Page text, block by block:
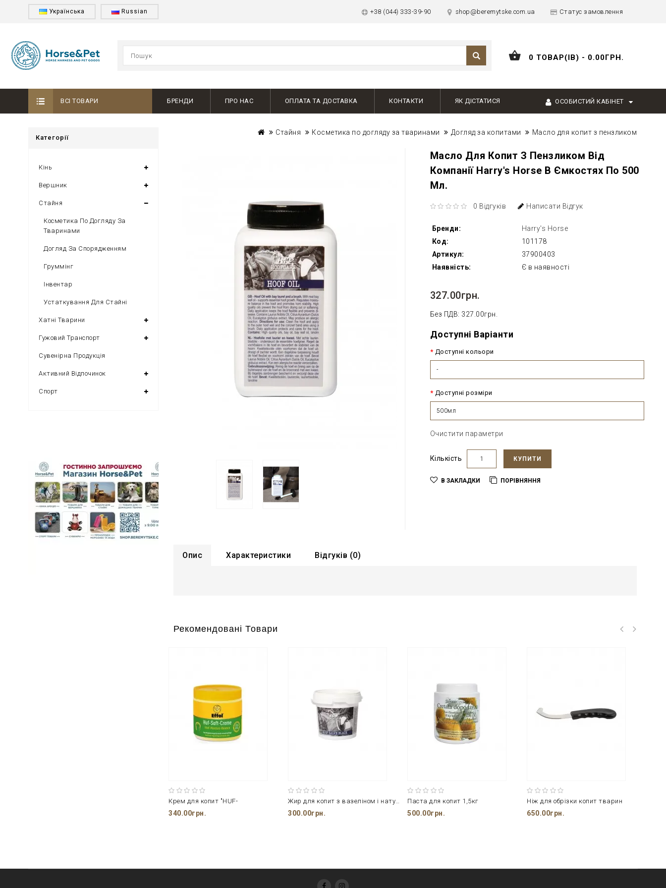
Українська Russian +38 (044) 333-39-90 shop@beremytske.com.ua Статус замовлення
0 ТОВАР(ІВ) - 0.00ГРН.
ВСІ ТОВАРИ БРЕНДИ ПРО НАС ОПЛАТА ТА ДОСТАВКА КОНТАКТИ ЯК ДІСТАТИСЯ ОСОБИСТИЙ КАБІНЕТ
Категорії
Кінь
Вершник
Стайня
Косметика По Догляду За
Тваринами
Догляд За Спорядженням
Груммінг
Інвентар
Устаткування Для Стайні
Хатні Тварини
Гужовий Транспорт
Сувенірна Продукція
Активний Відпочинок
Спорт
Стайня Косметика по догляду за тваринами Догляд за копитами Масло для копит з пензликом
Масло Для Копит З Пензликом Від
Компанії Harry's Horse В Ємкостях По 500
Мл.
0 Відгуків Написати Відгук
Бренди:
Harry's Horse
Код:
101178
Артикул:
37900403
Наявність:
Є в наявності
327.00грн.
Без ПДВ: 327.00грн.
Доступні Варіанти
Доступні кольори
-
Доступні розміри
500мл
Очистити параметри
Кількість КУПИТИ
В ЗАКЛАДКИ ПОРІВНЯННЯ
Опис Характеристики Відгуків (0)
Рекомендовані Товари
Крем для копит "HUF-
340.00грн.
Жир для копит з вазеліном і натуральним лавровим маслом. чорн
300.00грн.
Паста для копит 1,5кг
500.00грн.
Ніж для обрізки копит тварин
650.00грн.